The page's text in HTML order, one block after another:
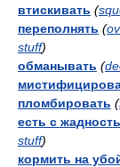
втискивать (
переполнять (
stuff)
обманывать (
пломбировать (
есть с
stuff)
кормить на